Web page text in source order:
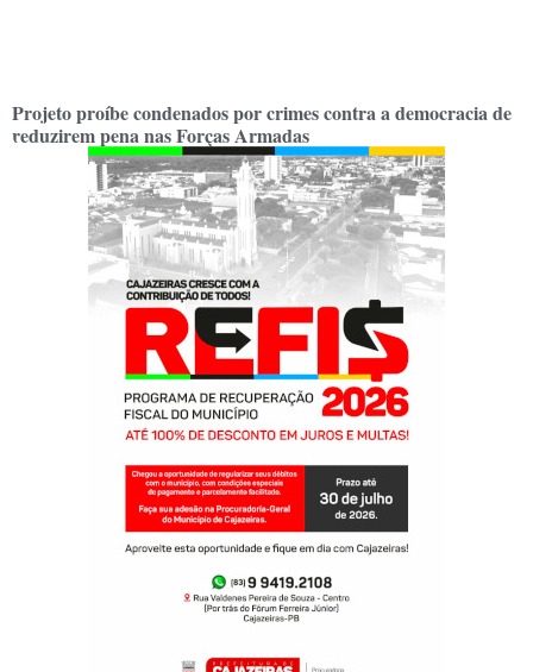
Projeto proíbe condenados por crimes contra a democracia de
reduzirem pena nas Forças Armadas